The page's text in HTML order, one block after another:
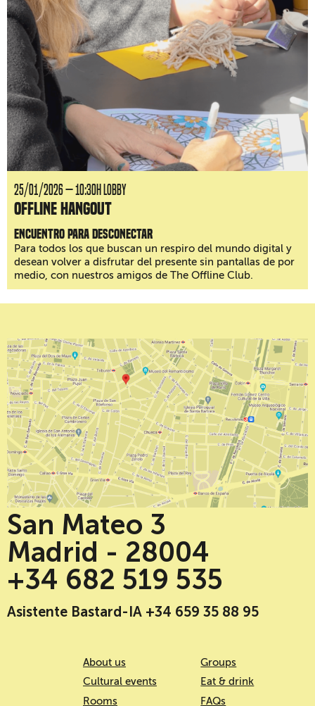
25/01/2026 — 10:30H LOBBY
Offline Hangout
Encuentro para desconectar
Para todos los que buscan un respiro del mundo digital y
desean volver a disfrutar del presente sin pantallas de por
medio, con nuestros amigos de The Offline Club.
San Mateo 3
Madrid - 28004
+34 682 519 535
Asistente Bastard-IA +34 659 35 88 95
About us
Cultural events
Rooms
Groups
Eat & drink
FAQs